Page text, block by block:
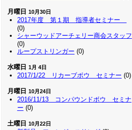
月曜日 10月30日
2017年度 第１期 指導者セミナー
(0)
シャーウッドアーチェリー商会スタッフ
(0)
ループストリンガー (0)
水曜日 1月 4日
2017/1/22 リカーブボウ セミナー (0)
月曜日 10月24日
2016/11/13 コンパウンドボウ セミナ
ー (0)
土曜日 10月22日